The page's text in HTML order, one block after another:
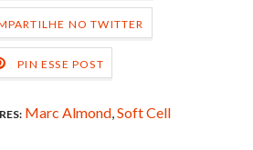
NO TWITTER
PIN ESSE POST
Marc Almond,Soft Cell